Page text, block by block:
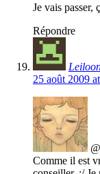
Je vais passer,
Répondre
25 août 2009
Comme il est